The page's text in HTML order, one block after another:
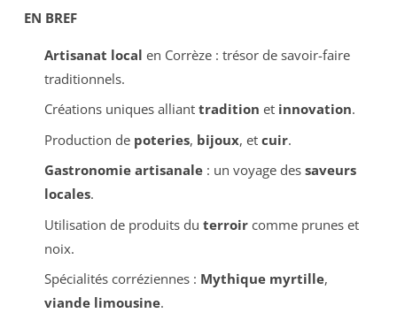
EN BREF
Artisanat local en Corrèze : trésor de savoir-faire
traditionnels.
Créations uniques alliant tradition et innovation.
Production de poteries, bijoux, et cuir.
Gastronomie artisanale: un voyage des saveurs
locales.
Utilisation de produits du terroircomme prunes et
noix.
Spécialités corréziennes : Mythique myrtille,
viande limousine.